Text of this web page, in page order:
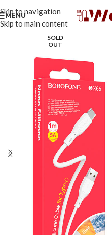
Skip to navigation
Skip to main content
MENU
SOLD
OUT